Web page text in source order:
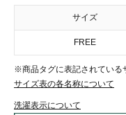
サイズ
FREE
※商品タグに表記されている
サイズ表の各名称について
洗濯表示について